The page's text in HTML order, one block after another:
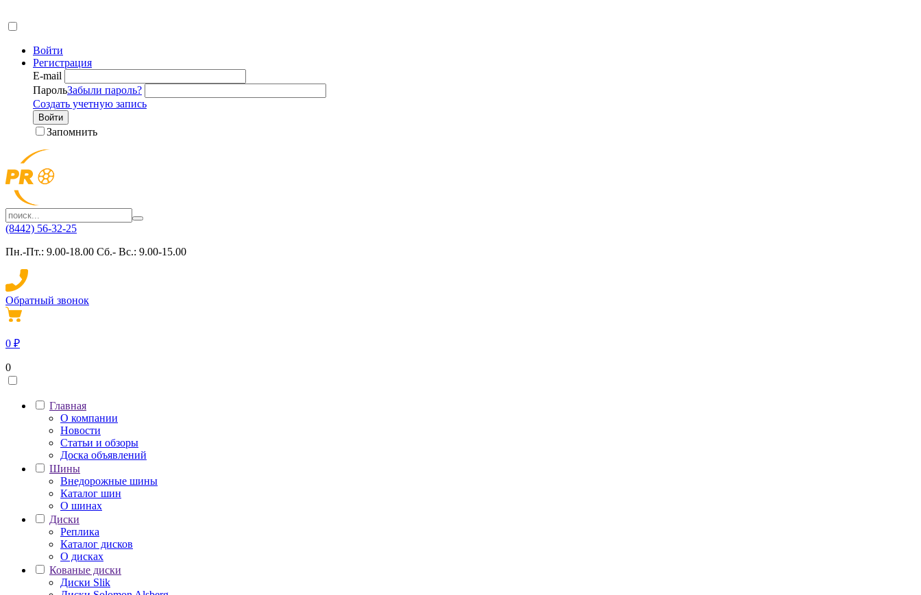
Войти
Регистрация
E-mail
ПарольЗабыли пароль?
Создать учетную запись
Войти
Запомнить
(8442) 56-32-25
Пн.-Пт.: 9.00-18.00 Сб.- Вс.: 9.00-15.00
Обратный звонок
0 ₽
0
Главная
О компании
Новости
Статьи и обзоры
Доска объявлений
Шины
Внедорожные шины
Каталог шин
О шинах
Диски
Реплика
Каталог дисков
О дисках
Кованые диски
Диски Slik